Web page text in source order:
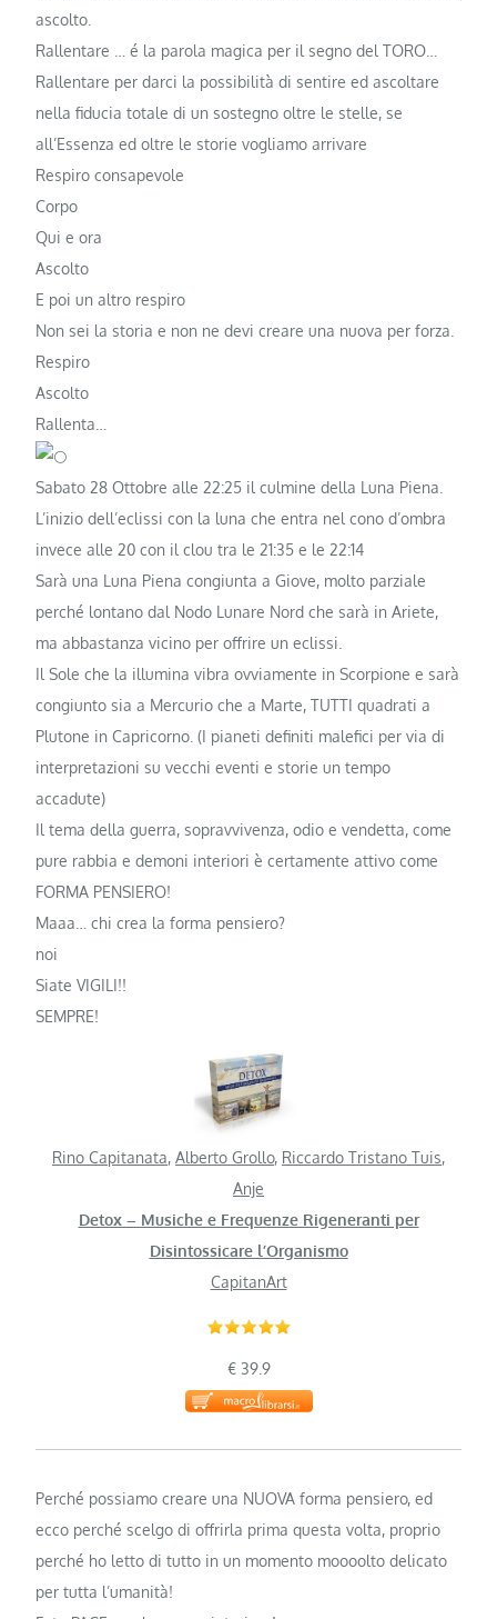
ascolto.
Rallentare … é la parola magica per il segno del TORO…
Rallentare per darci la possibilità di sentire ed ascoltare
nella fiducia totale di un sostegno oltre le stelle, se
all’Essenza ed oltre le storie vogliamo arrivare
Respiro consapevole
Corpo
Qui e ora
Ascolto
E poi un altro respiro
Non sei la storia e non ne devi creare una nuova per forza.
Respiro
Ascolto
Rallenta…
Sabato 28 Ottobre alle 22:25 il culmine della Luna Piena.
L’inizio dell’eclissi con la luna che entra nel cono d’ombra
invece alle 20 con il clou tra le 21:35 e le 22:14
Sarà una Luna Piena congiunta a Giove, molto parziale
perché lontano dal Nodo Lunare Nord che sarà in Ariete,
ma abbastanza vicino per offrire un eclissi.
Il Sole che la illumina vibra ovviamente in Scorpione e sarà
congiunto sia a Mercurio che a Marte, TUTTI quadrati a
Plutone in Capricorno. (I pianeti definiti malefici per via di
interpretazioni su vecchi eventi e storie un tempo
accadute)
Il tema della guerra, sopravvivenza, odio e vendetta, come
pure rabbia e demoni interiori è certamente attivo come
FORMA PENSIERO!
Maaa… chi crea la forma pensiero?
noi
Siate VIGILI!!
SEMPRE!
Rino Capitanata, Alberto Grollo, Riccardo Tristano Tuis,
Anje
Detox – Musiche e Frequenze Rigeneranti per
Disintossicare l’Organismo
CapitanArt
€ 39.9
Perché possiamo creare una NUOVA forma pensiero, ed
ecco perché scelgo di offrirla prima questa volta, proprio
perché ho letto di tutto in un momento moooolto delicato
per tutta l’umanità!